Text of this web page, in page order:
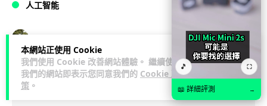
本網站正使用 Cookie
我們使用 Cookie 改善網站體驗。 繼續使用
我們的網站即表示您同意我們的 Cookie 政
策 。
人工智能
華為科學家警告 NVIDIA 已近物理極限
華為「韜定律」可繞過摩爾定律瓶頸
🎵 ⛶
📖 詳細評測 →